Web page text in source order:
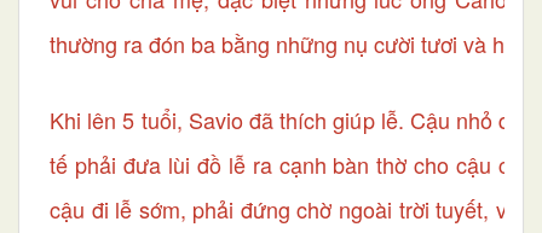
thường ra đón ba bằng những nụ cười tươi và hôn
Khi lên 5 tuổi, Savio đã thích giúp lễ. Cậu nhỏ
tế phải đưa lùi đồ lễ ra cạnh bàn thờ cho cậu cất
cậu đi lễ sớm, phải đứng chờ ngoài trời tuyết, vì